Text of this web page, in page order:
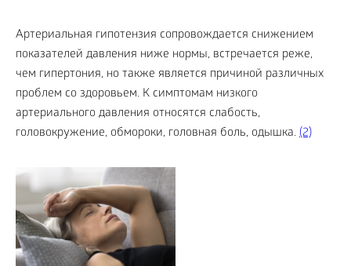
Артериальная гипотензия сопровождается снижением
показателей давления ниже нормы, встречается реже,
чем гипертония, но также является причиной различных
проблем со здоровьем. К симптомам низкого
артериального давления относятся слабость,
головокружение, обмороки, головная боль, одышка. (2)